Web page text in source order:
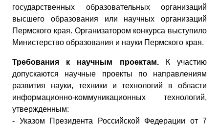
государственных образовательных организаций
высшего образования или научных организаций
Пермского края. Организатором конкурса выступило
Министерство образования и науки Пермского края.
Требования к научным проектам.
К участию
допускаются научные проекты по направлениям
развития науки, техники и технологий в области
информационно-коммуникационных технологий,
утвержденным:
- Указом Президента Российской Федерации от 7